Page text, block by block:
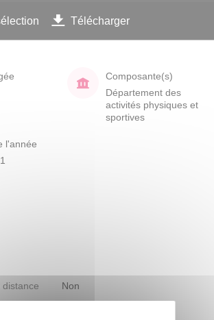
Télécharger
Composante(s)
Département des
activités physiques et
sportives
l'année
distance Non